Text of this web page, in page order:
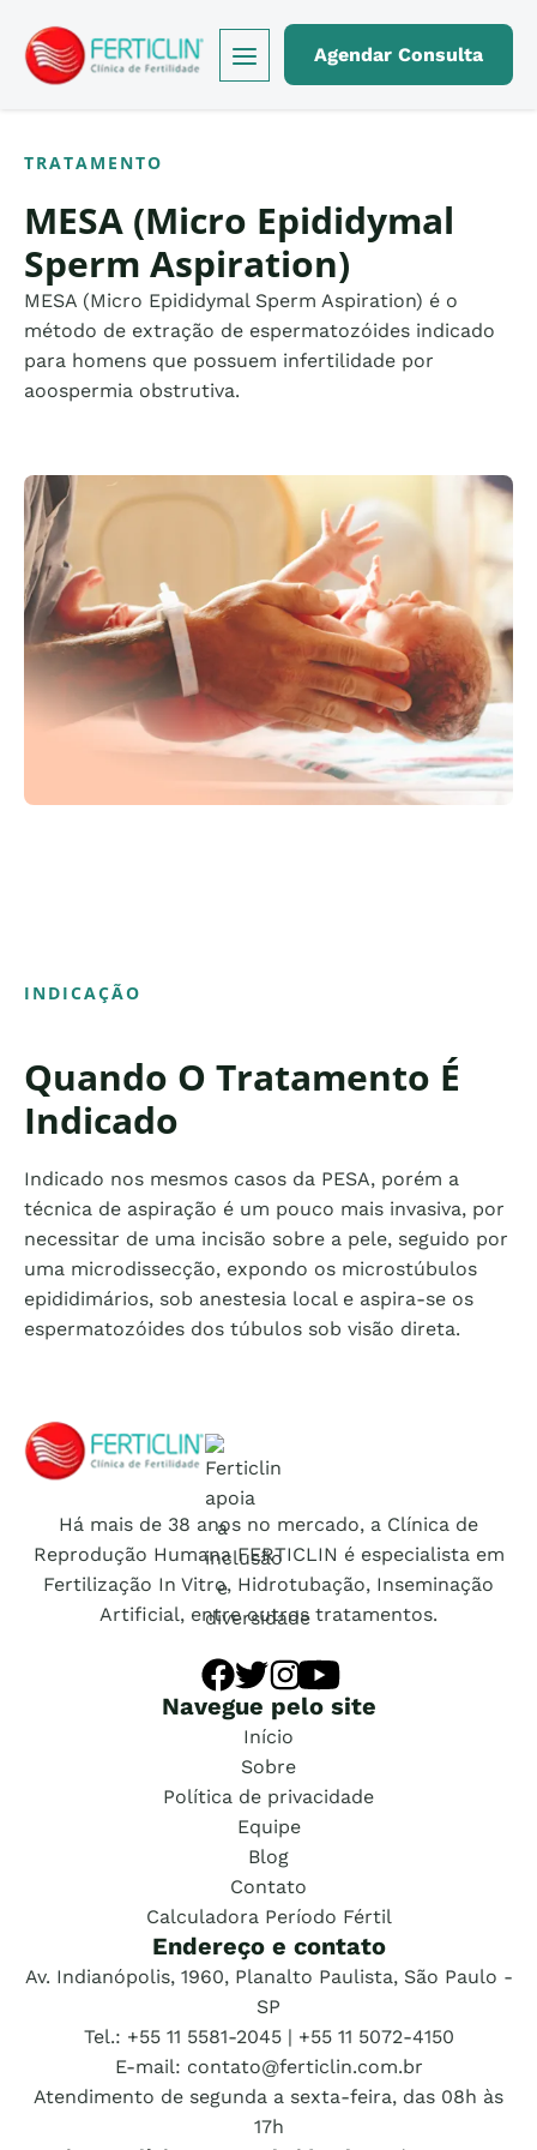
Logo Ferticlin - ir para a página inicial do site
Agendar Consulta
TRATAMENTO
MESA (Micro Epididymal
Sperm Aspiration)
MESA (Micro Epididymal Sperm Aspiration) é o
método de extração de espermatozóides indicado
para homens que possuem infertilidade por
aoospermia obstrutiva.
INDICAÇÃO
Quando O Tratamento É
Indicado
Indicado nos mesmos casos da PESA, porém a
técnica de aspiração é um pouco mais invasiva, por
necessitar de uma incisão sobre a pele, seguido por
uma microdissecção, expondo os microstúbulos
epididimários, sob anestesia local e aspira-se os
espermatozóides dos túbulos sob visão direta.
Logo Ferticlin - ir para a página inicial do site
Há mais de 38 anos no mercado, a Clínica de
Reprodução Humana FERTICLIN é especialista em
Fertilização In Vitro, Hidrotubação, Inseminação
Artificial, entre outros tratamentos.
Navegue pelo site
Início
Sobre
Política de privacidade
Equipe
Blog
Contato
Calculadora Período Fértil
Endereço e contato
Av. Indianópolis, 1960, Planalto Paulista, São Paulo -
SP
Tel.: +55 11 5581-2045 | +55 11 5072-4150
E-mail: contato@ferticlin.com.br
Atendimento de segunda a sexta-feira, das 08h às
17h